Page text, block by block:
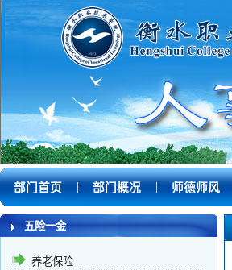
部门首页 | 部门概况 | 师德师风
五险一金
养老保险